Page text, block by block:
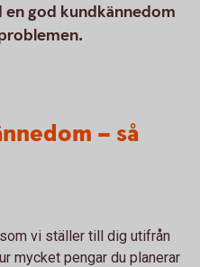
god kundkännedom
– så
vi ställer till dig utifrån
mycket pengar du planerar